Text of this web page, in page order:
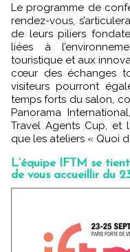
Le programme de
rendez-vous,
de leurs piliers
liées à
touristique et aux
cœur des échanges
visiteurs pourront
temps forts du salon,
Panorama
Travel Agents Cup, et
que les ateliers « Quoi
L’équipe IFTM se
de vous accueillir du